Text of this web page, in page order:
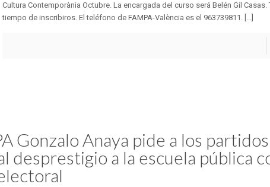
Cultura Contemporània Octubre. La encargada del curso será Belén Gil Casas.
tiempo de inscribiros. El teléfono de FAMPA-València es el 963739811. [...]
Gonzalo Anaya pide a los partidos
desprestigio a la escuela pública